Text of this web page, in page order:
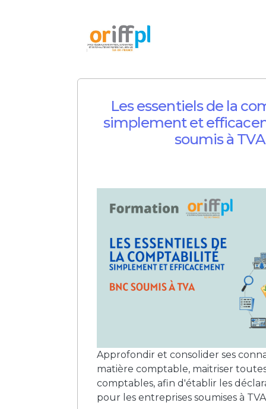
Les essentiels de la
simplement et
soumis à TVA
Approfondir et consolider ses
matière comptable, maitriser
comptables, afin d'établir les
pour les entreprises soumises à